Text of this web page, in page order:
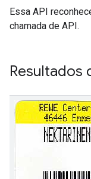
Essa API
chamada de API.
Resultados